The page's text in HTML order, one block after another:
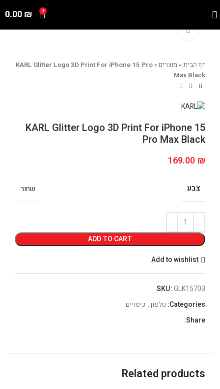
0
0.00₪
Click to enlarge
דף הבית» מוצרים»
KARL Glitter Logo 3D Print For iPhone 15 Pro
Max Black
KARL Glitter Logo 3D Print For iPhone 15
Pro Max Black
169.00 ₪
צבע שחור
ADD TO CART
Add to wishlist
SKU:GLK15703
Categories: טלפון, כיסויים
Share:
Related products